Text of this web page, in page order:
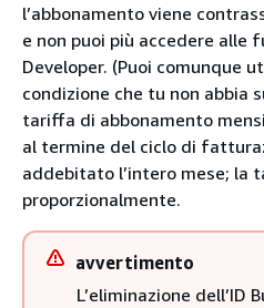
l’abbonamento viene
e non puoi più accedere alle
Developer. (Puoi comunque
condizione che tu non abbia
tariffa di abbonamento
al termine del ciclo di
addebitato l’intero mese; la
proporzionalmente.
avvertimento
L’eliminazione dell’ID